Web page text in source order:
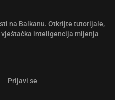
na Balkanu. Otkrijte tutorijale,
inteligencija mijenja
Prijavi se